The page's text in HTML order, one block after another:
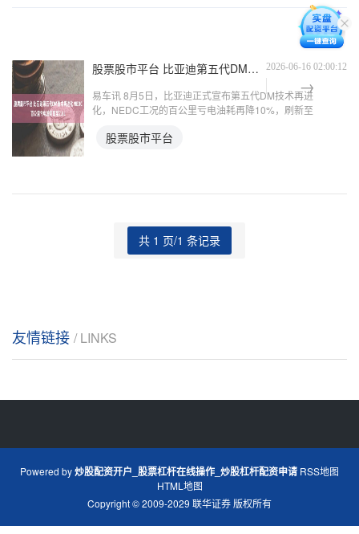
股票股市平台 比亚迪第五代DM技术再进化 NEDC百公里亏电油耗低至2.6L 2026-06-16 02:00:12
易车讯 8月5日，比亚迪正式宣布第五代DM技术再进
化，NEDC工况的百公里亏电油耗再降10%，刷新至
威机构认证，再创全球百公里亏电油耗新低。 比亚
股票股市平台
共 1 页/1 条记录
友情链接 / LINKS
Powered by炒股配资开户_股票杠杆在线操作_炒股杠杆配资申请 RSS地图
HTML地图
Copyright© 2009-2029 联华证券版权所有